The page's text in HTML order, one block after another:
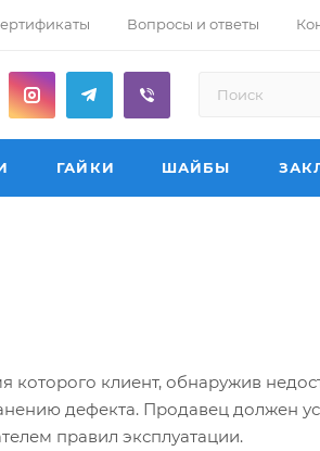
Вопросы и ответы
ГАЙКИ ШАЙБЫ
которого клиент, обнаружив
дефекта. Продавец должен
правил эксплуатации.